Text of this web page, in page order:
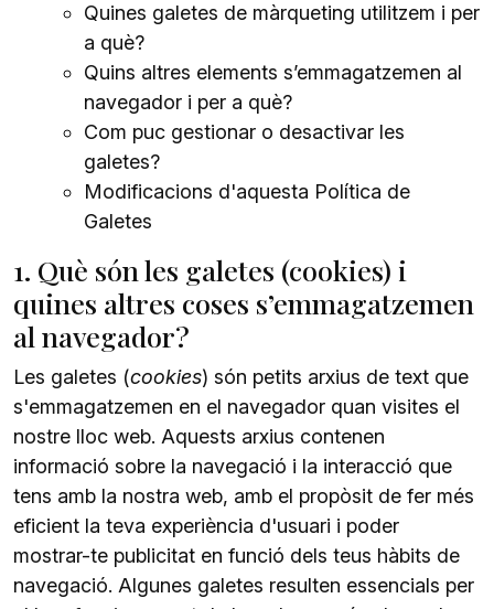
Quines galetes de màrqueting utilitzem i per
a què?
Quins altres elements s’emmagatzemen al
navegador i per a què?
Com puc gestionar o desactivar les
galetes?
Modificacions d'aquesta Política de
Galetes
1. Què són les galetes (cookies) i
quines altres coses s’emmagatzemen
al navegador?
Les galetes (cookies) són petits arxius de text que
s'emmagatzemen en el navegador quan visites el
nostre lloc web. Aquests arxius contenen
informació sobre la navegació i la interacció que
tens amb la nostra web, amb el propòsit de fer més
eficient la teva experiència d'usuari i poder
mostrar-te publicitat en funció dels teus hàbits de
navegació. Algunes galetes resulten essencials per